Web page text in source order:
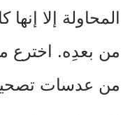
المحاولة إلا
من بعدِه. اخترع
من عدسات